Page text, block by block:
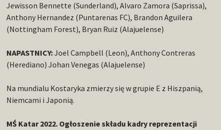
Jewisson Bennette (Sunderland), Alvaro Zamora (Saprissa),
Anthony Hernandez (Puntarenas FC), Brandon Aguilera
(Nottingham Forest), Bryan Ruiz (Alajuelense)
NAPASTNICY:Joel Campbell (Leon), Anthony Contreras
(Herediano) Johan Venegas (Alajuelense)
Na mundialu Kostaryka zmierzy się w grupie E z Hiszpanią,
Niemcami i Japonią.
MŚ Katar 2022. Ogłoszenie składu kadry reprezentacji